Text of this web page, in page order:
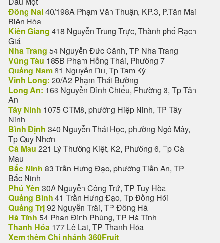
Đồng Nai40/198A Phạm Văn Thuận, KP.3, P.Tân Mai
Biên Hòa
Kiên Giang 418 Nguyễn Trung Trực, Thành phố Rạch
Giá
Nha Trang 54 Nguyễn Đức Cảnh, TP Nha Trang
Vũng Tàu 185B Phạm Hồng Thái, Phường 7
Quảng Nam61 Nguyễn Du, Tp Tam Kỳ
Vĩnh Long: 20/A2 Phạm Thái Bường
Long An: 163 Nguyễn Đình Chiểu, Phường 3, Tp Tân
An
Tây Ninh 1075 CTM8, phường Hiệp Ninh, TP Tây
Ninh
Bình Định 340 Nguyễn Thái Học, phường Ngô Mây,
Tp Quy Nhơn
Cà Mau 221 Lý Thường Kiệt, K2, Phường 6, Tp Cà
Mau
Bắc Ninh 83 Trần Hưng Đạo, phường Tiền An, TP
Bắc Ninh
Phú Yên 30A Nguyễn Công Trứ, TP Tuy Hòa
Quảng Bình 41 Trần Hưng Đạo, Tp Đồng Hới
Quảng Trị92 Nguyễn Trãi, TP Đông Hà
Hà Tĩnh 54 Phan Đình Phùng, TP Hà Tĩnh
Thanh Hóa 177 Lê Lai, TP Thanh Hóa
Xem thêm Chi nhánh 360Fruit